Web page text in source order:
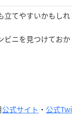
立てやすいかもしれ
ビニを見つけておか
公式サイト ・ 公式Twi